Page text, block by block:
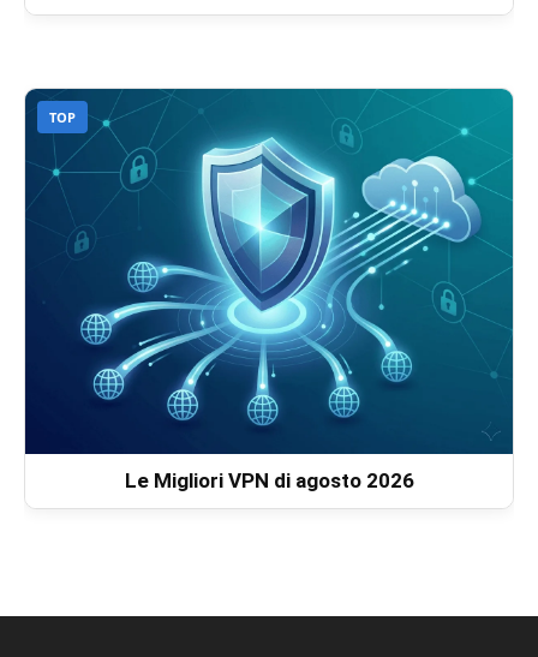
TOP
Le Migliori VPN di agosto 2026